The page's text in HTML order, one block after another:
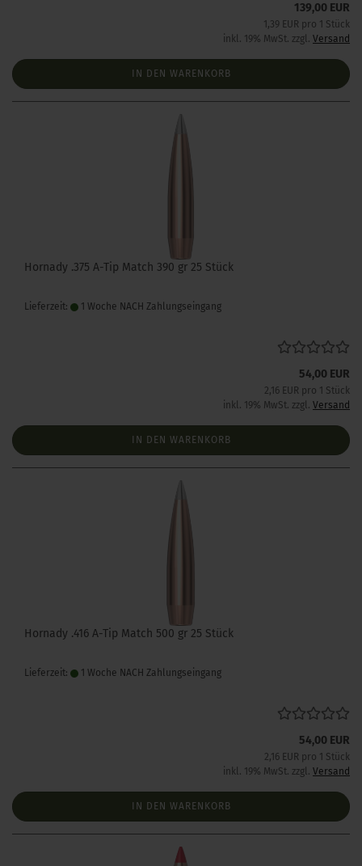
139,00 EUR
1,39 EUR pro 1 Stück
inkl. 19% MwSt. zzgl. Versand
IN DEN WARENKORB
Hornady .375 A-Tip Match 390 gr 25 Stück
Lieferzeit: 1 Woche NACH Zahlungseingang
54,00 EUR
2,16 EUR pro 1 Stück
inkl. 19% MwSt. zzgl. Versand
IN DEN WARENKORB
Hornady .416 A-Tip Match 500 gr 25 Stück
Lieferzeit: 1 Woche NACH Zahlungseingang
54,00 EUR
2,16 EUR pro 1 Stück
inkl. 19% MwSt. zzgl. Versand
IN DEN WARENKORB